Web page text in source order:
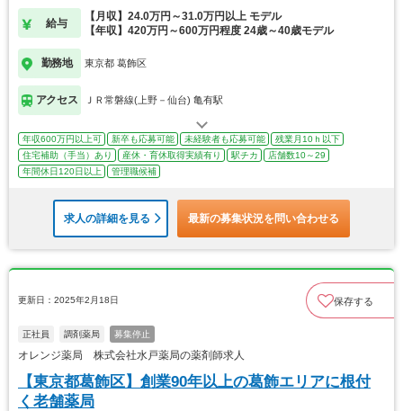
給与
【月収】24.0万円～31.0万円以上 モデル
【年収】420万円～600万円程度 24歳～40歳モデル
勤務地 東京都 葛飾区
アクセス ＪＲ常磐線(上野－仙台) 亀有駅
年収600万円以上可 新卒も応募可能 未経験者も応募可能
残業月10ｈ以下
住宅補助（手当）あり
産休・育休取得実績有り 駅チカ
店舗数10～29
年間休日120日以上
管理職候補
求人の詳細を見る 最新の募集状況を問い合わせる
更新日：2025年2月18日 保存する
正社員 調剤薬局 募集停止
オレンジ薬局 株式会社水戸薬局の薬剤師求人
【東京都葛飾区】創業90年以上の葛飾エリアに根付
く老舗薬局